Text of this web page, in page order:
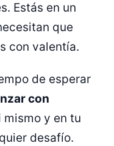
Estás en un
que
con valentía.
de esperar
con
mismo y en tu
desafío.